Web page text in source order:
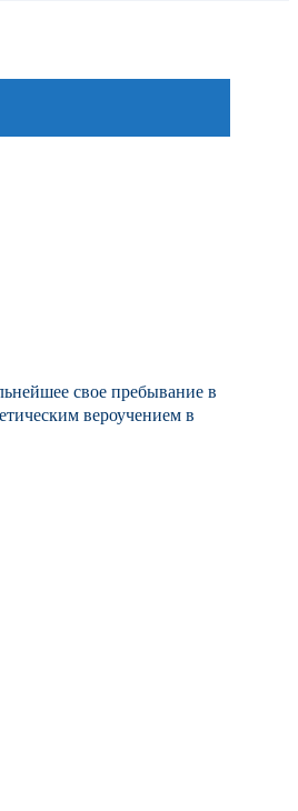
свое пребывание в
вероучением в